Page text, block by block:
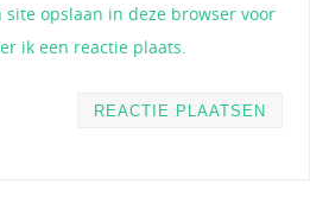
opslaan in deze browser voor
ik een reactie plaats.